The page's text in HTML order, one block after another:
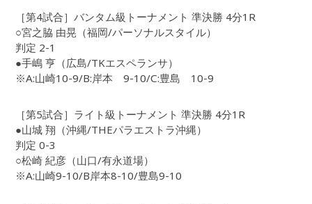
［第4試合］バンタム級トーナメント 準決勝 4分1R
○宮之脇 由晃（福岡/パーソナルスタイル）
判定 2-1
●手嶋 亨（広島/TKエスペランサ）
※A:山崎10-9/B:岸本 9-10/C:豊島 10-9
［第5試合］ライト級トーナメント 準決勝 4分1R
●山城 翔（沖縄/THEパラエストラ沖縄）
判定 0-3
○松崎 紀彦（山口/有永道場）
※A:山崎9-10/B岸本8-10/豊島9-10